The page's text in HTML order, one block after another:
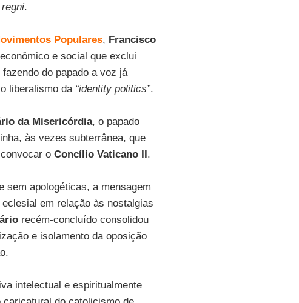
.
Populares, Francisco
e social que exclui
do papado a voz já
liberalismo da“identity politics”.
da Misericórdia, o papado
às vezes subterrânea, que
o Concílio Vaticano II.
sem apologéticas, a mensagem
em relação às nostalgias
recém-concluído consolidou
e isolamento da oposição
intelectual e espiritualmente